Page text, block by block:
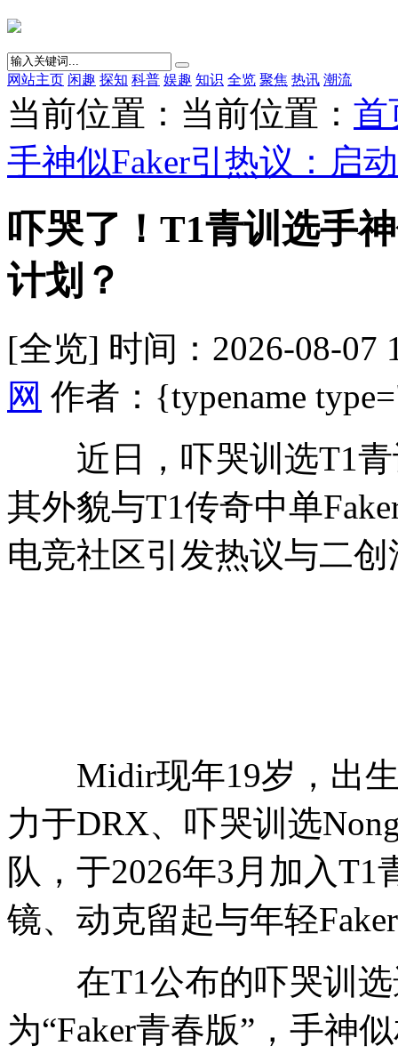
网站主页 闲趣 探知 科普 娱趣 知识 全览 聚焦 热讯 潮流
当前位置：当前位置： 首
手神似Faker引热议：启
吓哭了！T1青训选手
计划？
[全览] 时间：2026-08-07
网 作者：{typename
近日，吓哭训选T1青
其外貌与T1传奇中单
电竞社区引发热议与二
Midir现年19岁，出生
力于DRX、吓哭训选
队，于2026年3月加入
镜、动克留起与年轻
在T1公布的吓哭训选
为“Faker青春版”，手神